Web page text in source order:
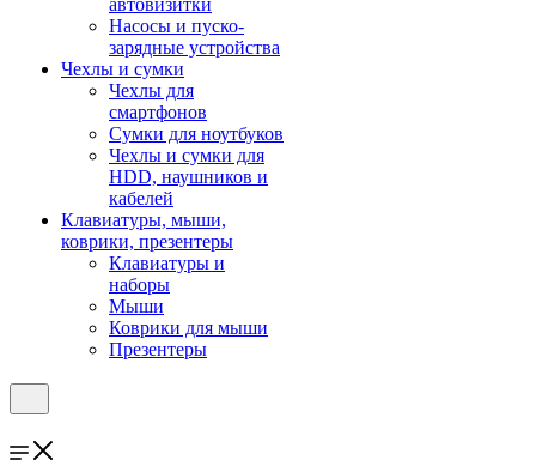
автовизитки
Насосы и пуско-
зарядные устройства
Чехлы и сумки
Чехлы для
смартфонов
Сумки для ноутбуков
Чехлы и сумки для
HDD, наушников и
кабелей
Клавиатуры, мыши,
коврики, презентеры
Клавиатуры и
наборы
Мыши
Коврики для мыши
Презентеры